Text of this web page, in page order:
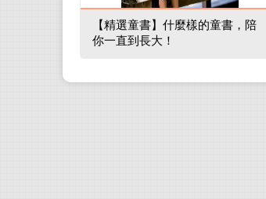
【精選童書】什麼樣的童書，陪
你一直到長大！